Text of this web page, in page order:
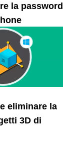
la password
eliminare la
3D di